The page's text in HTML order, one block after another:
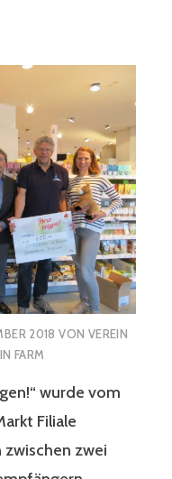
2018 VON VEREIN
FARM
wurde vom
Filiale
zwei